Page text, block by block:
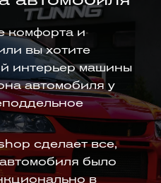
комфорта и
вы хотите
интерьер машины
автомобиля у
сделает все,
было
в